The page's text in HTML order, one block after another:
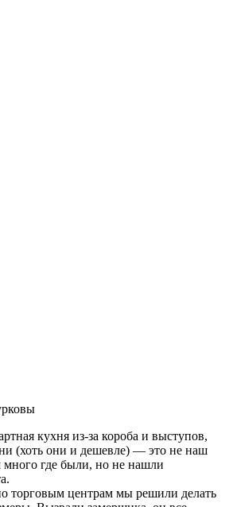
кухня из-за короба и выступов,
(хоть они и дешевле) — это не наш
где были, но не нашли
торговым центрам мы решили делать